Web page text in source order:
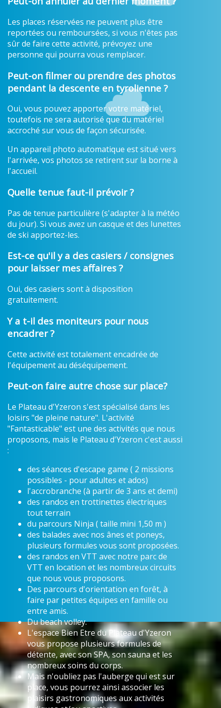
Les places réservées ne peuvent plus être
reportées ou remboursées, si vous n'êtes pas
sûr de faire cette activité, prévoyez une
personne qui pourra vous remplacer.
Peut-on filmer ou prendre des photos
pendant la descente en tyrolienne ?
Oui, vous pouvez apporter votre matériel,
toutefois ne sera autorisé que du matériel
accroché sur vous de façon sécurisée.
Un appareil photo automatique est situé vers
l'arrivée, vos photos se retirent sur la borne à
l'accueil.
Quelle tenue faut-il prévoir ?
Pas de tenue particulière (s'adapter à la météo
du jour). Si vous avez un casque et des lunettes
de ski apportez-les.
Est-ce qu'il y a des casiers / consignes
pour laisser mes affaires ?
Oui, des casiers sont à disposition
gratuitement.
Y a t-il des moniteurs pour nous
encadrer ?
Cette activité est totalement encadrée de
l'équipement au déséquipement.
Peut-on faire autre chose sur place?
Le Plateau d'Yzeron s'est spécialisé dans les
loisirs "de pleine nature". L'activité
"Fantasticable" est une des activités que nous
proposons, mais le Plateau d'Yzeron c'est aussi
:
des séances d'escape game ( 2 missions
possibles - pour adultes et ados)
l'accrobranche (à partir de 3 ans et demi)
des randos en trottinettes électriques
tout terrain
du parcours Ninja ( taille mini 1,50 m )
des balades avec nos ânes et poneys,
plusieurs formules vous sont proposées.
des randos en VTT avec notre parc de
VTT en location et les nombreux circuits
que nous vous proposons.
Des parcours d'orientation en forêt, à
faire par petites équipes en famille ou
entre amis.
Du beach volley.
L'espace Bien Etre du Plateau d'Yzeron
vous propose plusieurs formules de
détente, avec son SPA, son sauna et les
nombreux soins du corps.
Mais n'oubliez pas l'auberge qui est sur
place, vous pourrez ainsi associer les
plaisirs gastronomiques aux activités